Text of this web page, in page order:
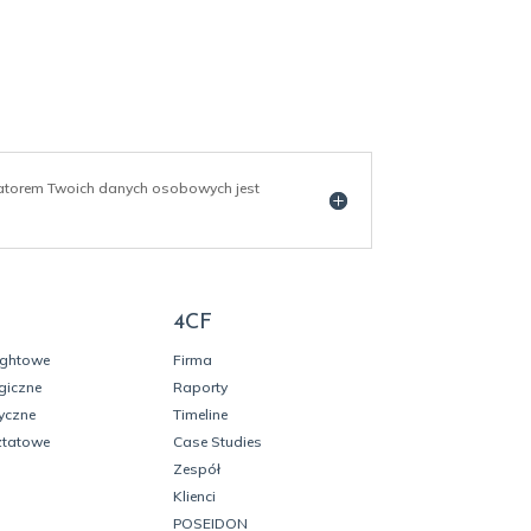
Twoich danych osobowych jest
4CF
Firma
Raporty
Timeline
Case Studies
Zespół
Klienci
POSEIDON